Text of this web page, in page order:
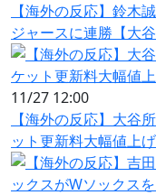
【海外の反応】鈴木
ジャースに連勝【大谷
11/27 12:00
【海外の反応】大谷
ット更新料大幅値上げ